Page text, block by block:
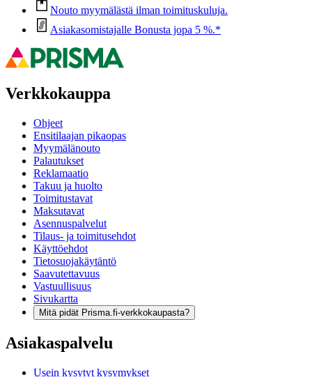
Nouto myymälästä ilman toimituskuluja.
Asiakasomistajalle Bonusta jopa 5 %.*
Verkkokauppa
Ohjeet
Ensitilaajan pikaopas
Myymälänouto
Palautukset
Reklamaatio
Takuu ja huolto
Toimitustavat
Maksutavat
Asennuspalvelut
Tilaus- ja toimitusehdot
Käyttöehdot
Tietosuojakäytäntö
Saavutettavuus
Vastuullisuus
Sivukartta
Mitä pidät Prisma.fi-verkkokaupasta?
Asiakaspalvelu
Usein kysytyt kysymykset